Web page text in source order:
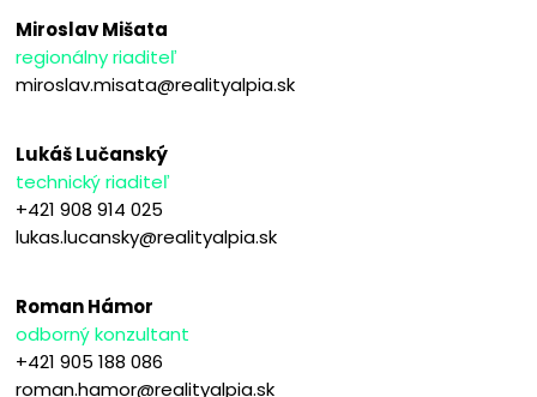
Miroslav Mišata
regionálny riaditeľ
miroslav.misata@realityalpia.sk
Lukáš Lučanský
technický riaditeľ
+421 908 914 025
lukas.lucansky@realityalpia.sk
Roman Hámor
odborný konzultant
+421 905 188 086
roman.hamor@realityalpia.sk